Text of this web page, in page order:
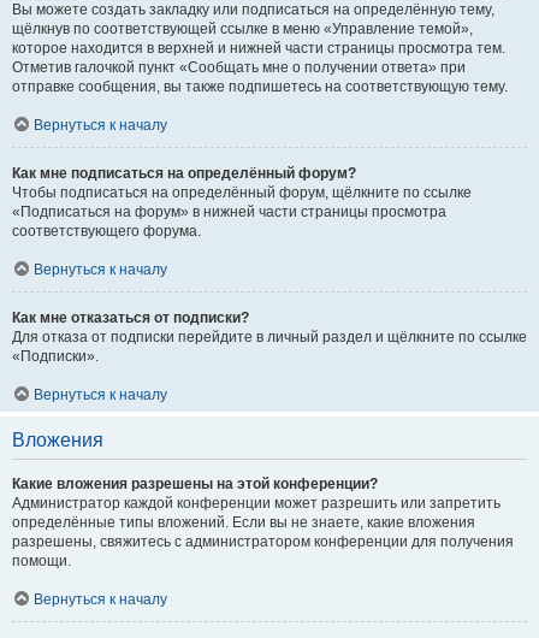
Вы можете создать закладку или подписаться на определённую тему,
щёлкнув по соответствующей ссылке в меню «Управление темой»,
которое находится в верхней и нижней части страницы просмотра тем.
Отметив галочкой пункт «Сообщать мне о получении ответа» при
отправке сообщения, вы также подпишетесь на соответствующую тему.
Вернуться к началу
Как мне подписаться на определённый форум?
Чтобы подписаться на определённый форум, щёлкните по ссылке
«Подписаться на форум» в нижней части страницы просмотра
соответствующего форума.
Вернуться к началу
Как мне отказаться от подписки?
Для отказа от подписки перейдите в личный раздел и щёлкните по ссылке
«Подписки».
Вернуться к началу
Вложения
Какие вложения разрешены на этой конференции?
Администратор каждой конференции может разрешить или запретить
определённые типы вложений. Если вы не знаете, какие вложения
разрешены, свяжитесь с администратором конференции для получения
помощи.
Вернуться к началу